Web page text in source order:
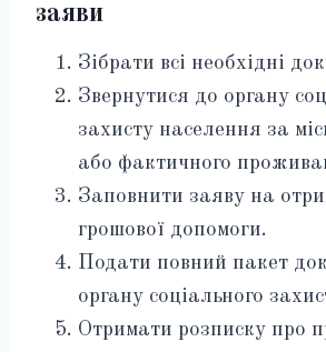
заяви
Зібрати всі необхідні
Звернутися до органу
захисту населення за
або фактичного
Заповнити заяву на
грошової допомоги.
Подати повний пакет
органу соціального
Отримати розписку про